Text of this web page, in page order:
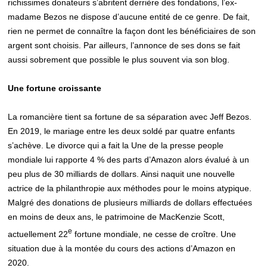
richissimes donateurs s’abritent derrière des fondations, l’ex-
madame Bezos ne dispose d’aucune entité de ce genre. De fait,
rien ne permet de connaître la façon dont les bénéficiaires de son
argent sont choisis. Par ailleurs, l’annonce de ses dons se fait
aussi sobrement que possible le plus souvent via son blog.
Une fortune croissante
La romancière tient sa fortune de sa séparation avec Jeff Bezos.
En 2019, le mariage entre les deux soldé par quatre enfants
s’achève. Le divorce qui a fait la Une de la presse people
mondiale lui rapporte 4 % des parts d’Amazon alors évalué à un
peu plus de 30 milliards de dollars. Ainsi naquit une nouvelle
actrice de la philanthropie aux méthodes pour le moins atypique.
Malgré des donations de plusieurs milliards de dollars effectuées
en moins de deux ans, le patrimoine de MacKenzie Scott,
actuellement 22e fortune mondiale, ne cesse de croître. Une
situation due à la montée du cours des actions d’Amazon en
2020.